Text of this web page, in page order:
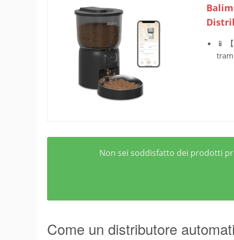
📱
Non sei soddisfatto dei prodotti
Come un distributore